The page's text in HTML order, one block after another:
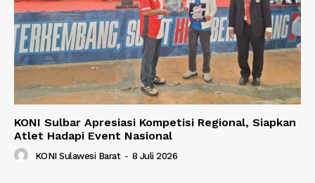
KONI Sulbar Apresiasi Kompetisi Regional, Siapkan
Atlet Hadapi Event Nasional
KONI Sulawesi Barat - 8 Juli 2026